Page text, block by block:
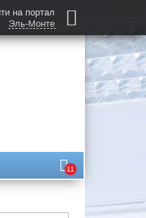
на портал
Эль-Монте
11